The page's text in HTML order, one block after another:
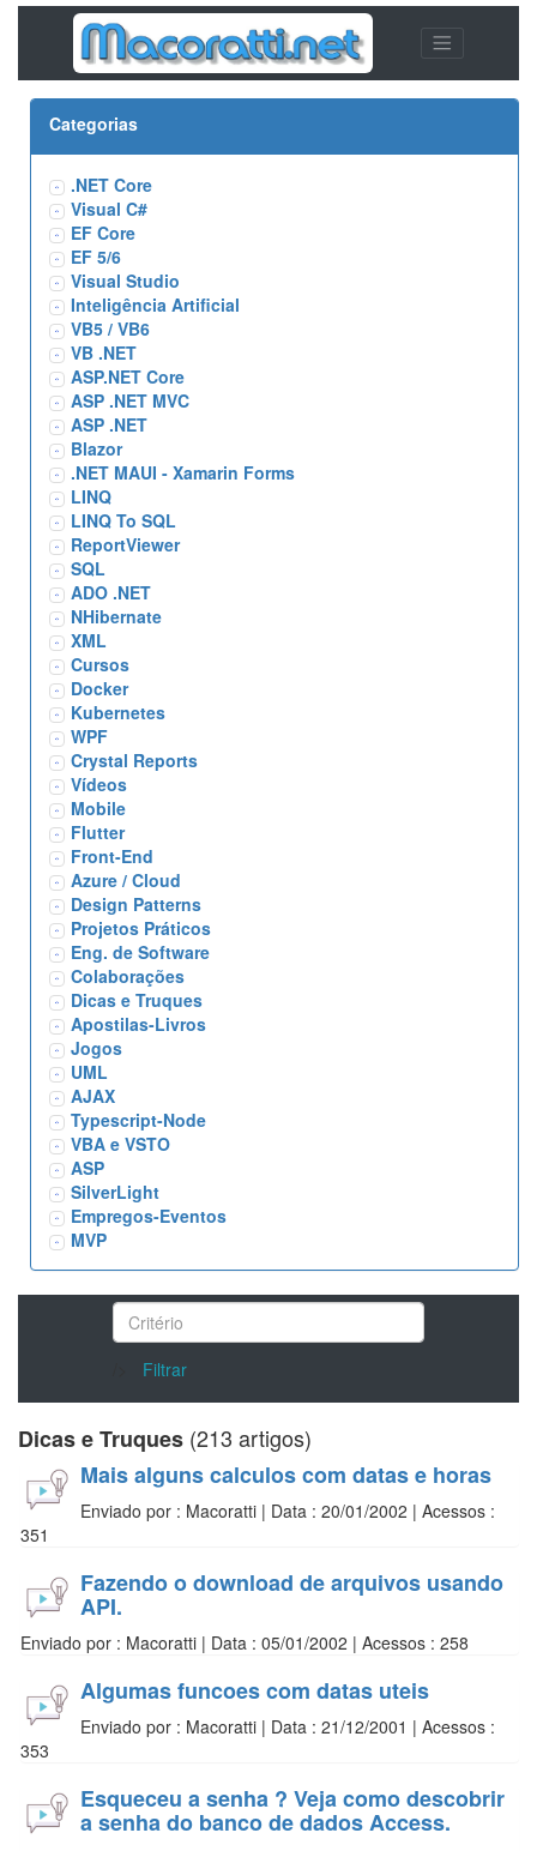
Categorias
.NET Core
Visual C#
EF Core
EF 5/6
Visual Studio
Inteligência Artificial
VB5 / VB6
VB .NET
ASP.NET Core
ASP .NET MVC
ASP .NET
Blazor
.NET MAUI - Xamarin Forms
LINQ
LINQ To SQL
ReportViewer
SQL
ADO .NET
NHibernate
XML
Cursos
Docker
Kubernetes
WPF
Crystal Reports
Vídeos
Mobile
Flutter
Front-End
Azure / Cloud
Design Patterns
Projetos Práticos
Eng. de Software
Colaborações
Dicas e Truques
Apostilas-Livros
Jogos
UML
AJAX
Typescript-Node
VBA e VSTO
ASP
SilverLight
Empregos-Eventos
MVP
Filtrar
Dicas e Truques (213 artigos)
Mais alguns calculos com datas e horas
Enviado por : Macoratti | Data : 20/01/2002 | Acessos :
351
Fazendo o download de arquivos usando
API.
Enviado por : Macoratti | Data : 05/01/2002 | Acessos : 258
Algumas funcoes com datas uteis
Enviado por : Macoratti | Data : 21/12/2001 | Acessos :
353
Esqueceu a senha ? Veja como descobrir
a senha do banco de dados Access.